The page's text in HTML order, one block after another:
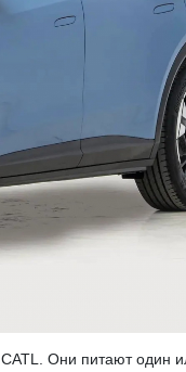
Они питают один